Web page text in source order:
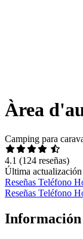
Àrea
Camping para
4.1 (124 reseñas)
Última
Reseñas Teléfono
Reseñas Teléfono
Información